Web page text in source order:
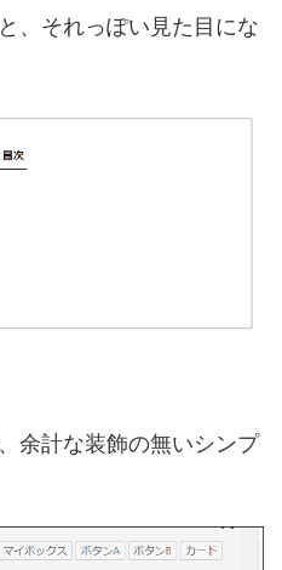
、それっぽい見た目にな
余計な装飾の無いシンプ